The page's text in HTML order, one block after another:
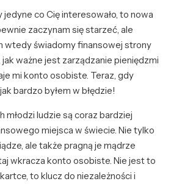
co Cię interesowało, to nowa
zaczynam się starzeć, ale
wtedy świadomy finansowej strony
jak ważne jest zarządzanie pieniędzmi
mi konto osobiste. Teraz, gdy
bardzo byłem w błędzie!
młodzi ludzie są coraz bardziej
miejsca w świecie. Nie tylko
ale także pragną je mądrze
wkracza konto osobiste. Nie jest to
to klucz do niezależności i